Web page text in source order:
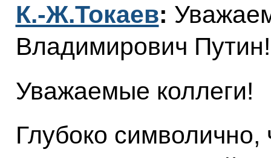
К.-Ж.Токаев:
Владимирович Путин!
Уважаемые коллеги!
Глубоко